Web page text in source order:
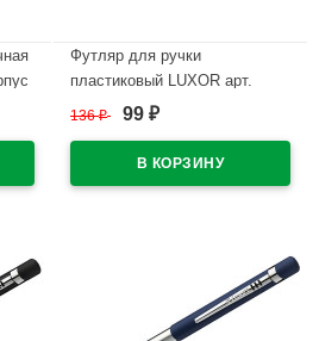
Футляр для ручки
пластиковый LUXOR арт.
136₽ 99 ₽